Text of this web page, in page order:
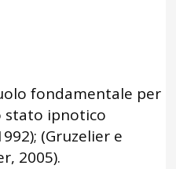
fondamentale per
stato ipnotico
(Gruzelier e
2005).